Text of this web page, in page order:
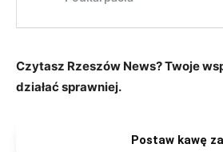
Czytasz Rzeszów News? Twoje
działać sprawniej.
Postaw kawę